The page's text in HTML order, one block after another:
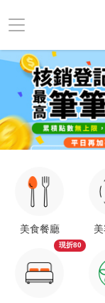
美食餐廳
現折80